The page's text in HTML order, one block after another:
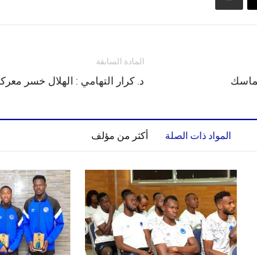
المادة السابقة
د. كرار التهامي : الهلال خسر
المواد ذات الصلة أكثر من مؤلف